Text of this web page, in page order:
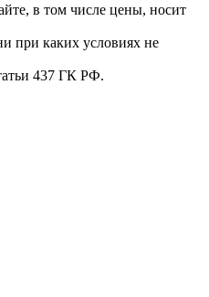
в том числе цены, носит
при каких условиях не
437 ГК РФ.